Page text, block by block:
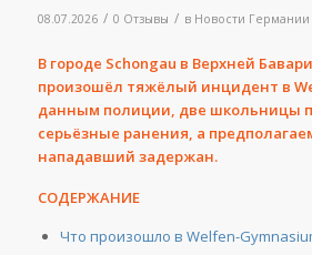
08.07.2026 / 0 Отзывы / в Новости Германии
В городе Schongau в Верхней
произошёл тяжёлый инцидент в
данным полиции, две школьницы
серьёзные ранения, а
нападавший задержан.
СОДЕРЖАНИЕ
Что произошло в Welfen-